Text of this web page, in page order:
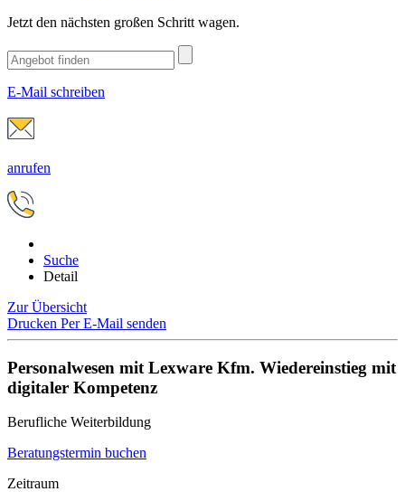
Jetzt den nächsten großen Schritt wagen.
E-Mail schreiben
anrufen
Suche
Detail
Zur Übersicht
Drucken Per E-Mail senden
Personalwesen mit Lexware Kfm. Wiedereinstieg mit
digitaler Kompetenz
Berufliche Weiterbildung
Beratungstermin buchen
Zeitraum